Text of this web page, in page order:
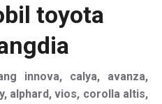
toyota
innova, calya, avanza,
alphard, vios, corolla altis,